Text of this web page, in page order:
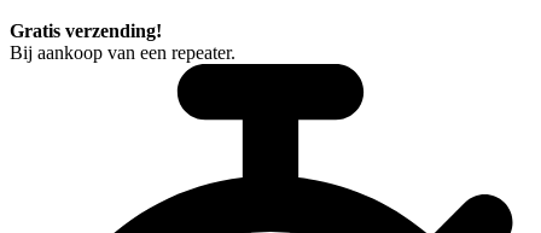
Gratis verzending!
Bij aankoop van een repeater.